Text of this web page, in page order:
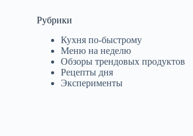
Рубрики
Кухня по-быстрому
Меню на неделю
Обзоры трендовых продуктов
Рецепты дня
Эксперименты